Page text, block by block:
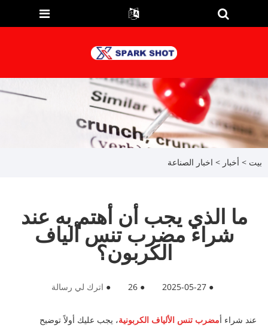
بيت > أخبار > اخبار الصناعة
ما الذي يجب أن أهتم به عند
شراء مضرب تنس ألياف
الكربون؟
●
2025-05-27
●
26
● اترك لي رسالة
عند شراء أمضرب تنس الألياف الكربونية، يجب عليك أولاً توضيح